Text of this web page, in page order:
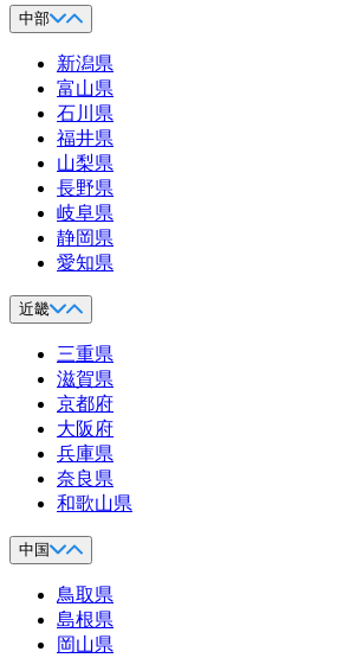
中部
新潟県
富山県
石川県
福井県
山梨県
長野県
岐阜県
静岡県
愛知県
近畿
三重県
滋賀県
京都府
大阪府
兵庫県
奈良県
和歌山県
中国
鳥取県
島根県
岡山県